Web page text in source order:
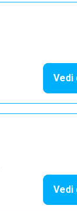
Vedi
Vedi